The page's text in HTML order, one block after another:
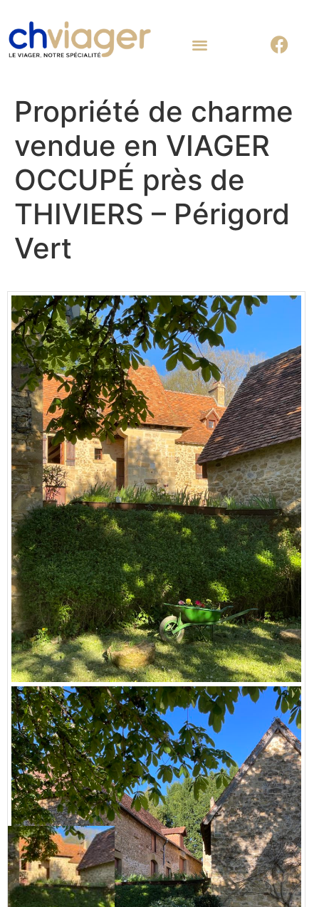
Propriété de charme
vendue en VIAGER
OCCUPÉ près de
THIVIERS – Périgord
Vert